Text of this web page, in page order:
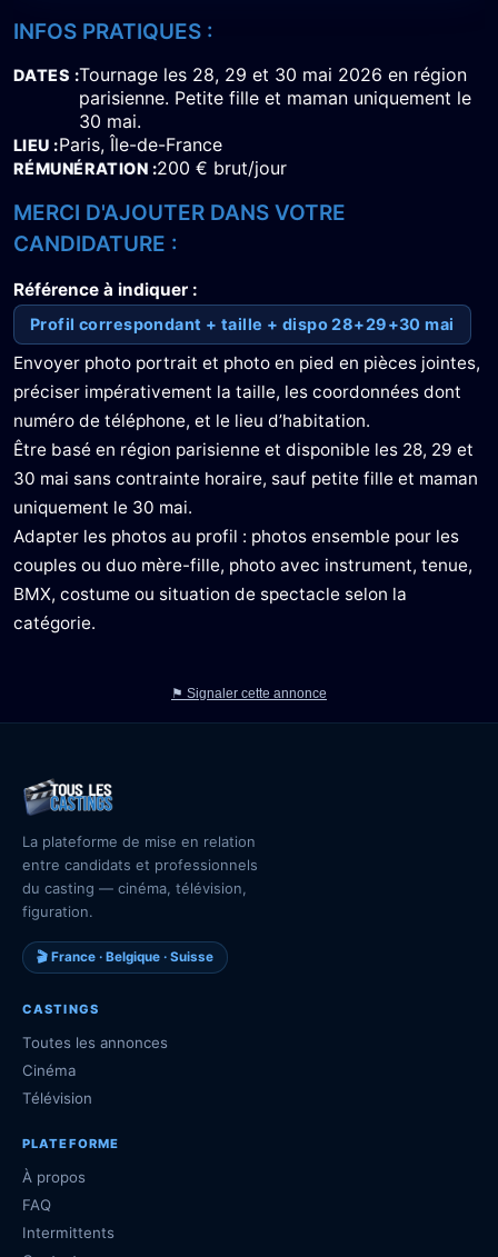
INFOS PRATIQUES :
DATES Tournage les 28, 29 et 30 mai 2026 en région
parisienne. Petite fille et maman uniquement le
30 mai.
LIEU Paris, Île-de-France
RÉMUNÉRATION 200 € brut/jour
MERCI D'AJOUTER DANS VOTRE
CANDIDATURE :
Référence à indiquer :
Profil correspondant + taille + dispo 28+29+30 mai
Envoyer photo portrait et photo en pied en pièces jointes,
préciser impérativement la taille, les coordonnées dont
numéro de téléphone, et le lieu d’habitation.
Être basé en région parisienne et disponible les 28, 29 et
30 mai sans contrainte horaire, sauf petite fille et maman
uniquement le 30 mai.
Adapter les photos au profil : photos ensemble pour les
couples ou duo mère-fille, photo avec instrument, tenue,
BMX, costume ou situation de spectacle selon la
catégorie.
⚑ Signaler cette annonce
La plateforme de mise en relation
entre candidats et professionnels
du casting — cinéma, télévision,
figuration.
🎬 France · Belgique · Suisse
CASTINGS
Toutes les annonces
Cinéma
Télévision
PLATEFORME
À propos
FAQ
Intermittents